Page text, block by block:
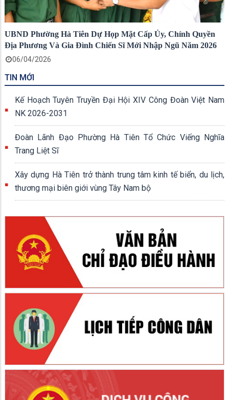
UBND Phường Hà Tiên Dự Họp Mặt Cấp Ủy, Chính Quyền
Địa Phương Và Gia Đình Chiến Sĩ Mới Nhập Ngũ Năm 2026
06/04/2026
TIN MỚI
Kế Hoạch Tuyên Truyền Đại Hội XIV Công Đoàn Việt Nam
NK 2026-2031
Đoàn Lãnh Đạo Phường Hà Tiên Tổ Chức Viếng Nghĩa
Trang Liệt Sĩ
Xây dựng Hà Tiên trở thành trung tâm kinh tế biển, du lịch,
thương mại biên giới vùng Tây Nam bộ